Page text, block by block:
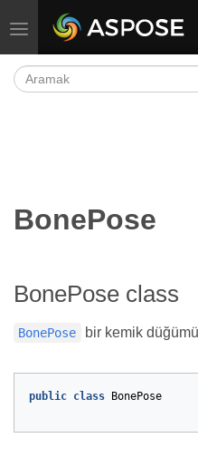
Gezinmeyi aç/kapat
BonePose
BonePose class
BonePose bir kemik
public class BonePose